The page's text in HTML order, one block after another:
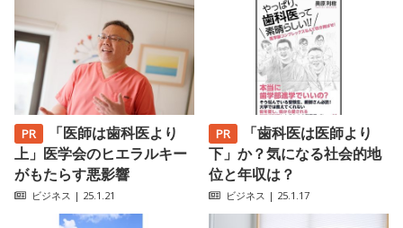
「医師は歯科医より
上」医学会のヒエラルキー
がもたらす悪影響
ビジネス | 25.1.21
「歯科医は医師より
下」か？気になる社会的地
位と年収は？
ビジネス | 25.1.17